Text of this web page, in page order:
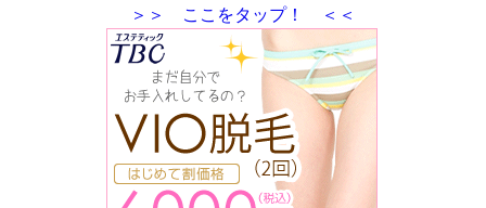
＞＞ ここをタップ！ ＜＜